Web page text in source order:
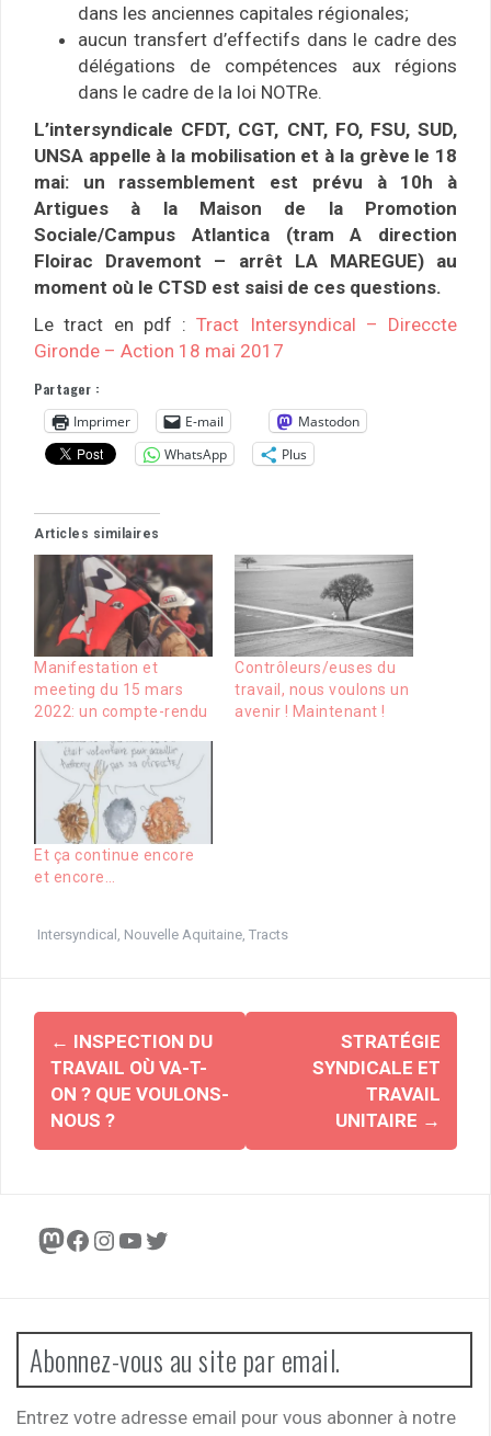
dans les anciennes capitales régionales;
aucun transfert d’effectifs dans le cadre des
délégations de compétences aux régions
dans le cadre de la loi NOTRe.
L’intersyndicale CFDT, CGT, CNT, FO, FSU, SUD,
UNSA appelle à la mobilisation et à la grève le 18
mai: un rassemblement est prévu à 10h à
Artigues à la Maison de la Promotion
Sociale/Campus Atlantica (tram A direction
Floirac Dravemont – arrêt LA MAREGUE) au
moment où le CTSD est saisi de ces questions.
Le tract en pdf :Tract Intersyndical – Direccte
Gironde – Action 18 mai 2017
Partager :
Imprimer
E-mail
Mastodon
WhatsApp
Plus
Articles similaires
Manifestation et
meeting du 15 mars
2022: un compte-rendu
Contrôleurs/euses du
travail, nous voulons un
avenir ! Maintenant !
Et ça continue encore
et encore…
Intersyndical Nouvelle Aquitaine Tracts
Navigation
d'article
← INSPECTION DU
TRAVAIL OÙ VA-T-
ON ? QUE VOULONS-
NOUS ?
STRATÉGIE
SYNDICALE ET
TRAVAIL
UNITAIRE →
Mastodon
Facebook
Instagram
YouTube
Twitter
Abonnez-vous au site par email.
Entrez votre adresse email pour vous abonner à notre